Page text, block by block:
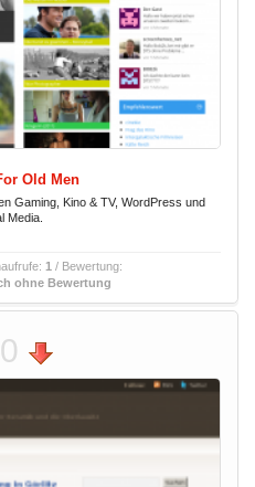
Old Men
Gaming, Kino & TV, WordPress und
Media.
1 / Bewertung:
ohne Bewertung